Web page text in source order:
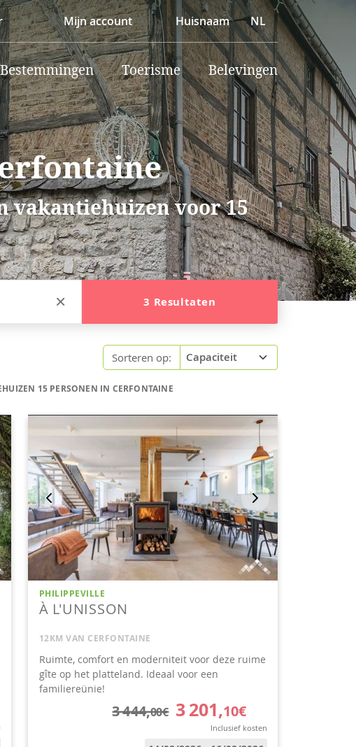
Mijn account Huisnaam NL
Bestemmingen Toerisme Belevingen
vakantiehuizen voor 15
3 Resultaten
Sorteren op:
15 PERSONEN IN CERFONTAINE